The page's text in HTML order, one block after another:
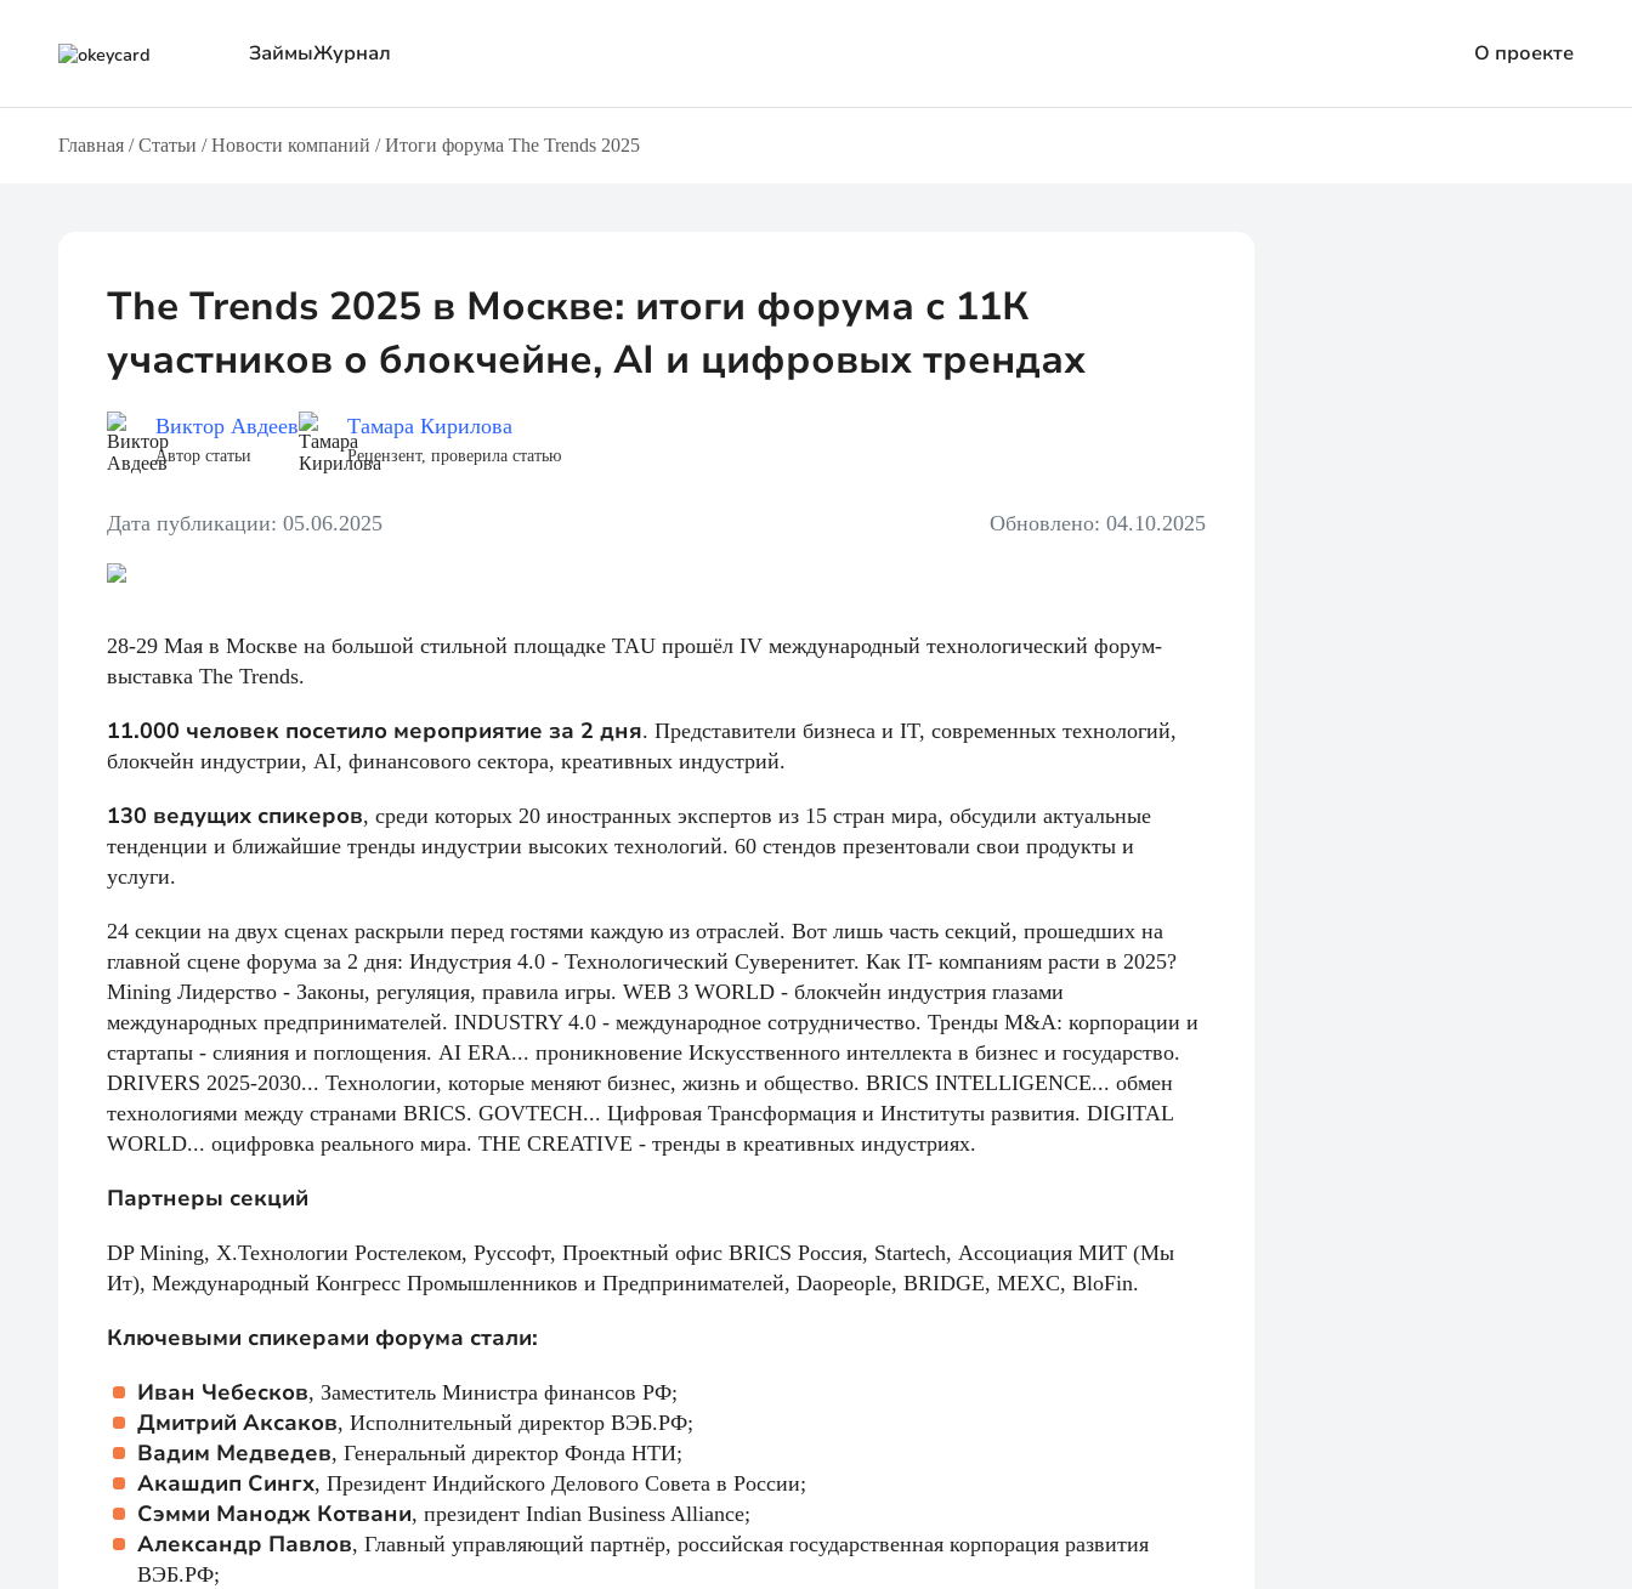
Займы
Все МФО
С большой кредитной нагрузкой
Журнал
Обзоры
О проекте
Главная /Статьи /Новости компаний /Итоги форума The Trends 2025
The Trends 2025 в Москве: итоги форума с 11К
участников о блокчейне, AI и цифровых трендах
Виктор Авдеев
Автор статьи
Тамара Кирилова
Рецензент, проверила статью
Дата публикации: 05.06.2025 Обновлено: 04.10.2025
28-29 Мая в Москве на большой стильной площадке TAU прошёл IV международный технологический форум-
выставка The Trends.
11.000 человек посетило мероприятие за 2 дня. Представители бизнеса и IT, современных технологий,
блокчейн индустрии, AI, финансового сектора, креативных индустрий.
130 ведущих спикеров, среди которых 20 иностранных экспертов из 15 стран мира, обсудили актуальные
тенденции и ближайшие тренды индустрии высоких технологий. 60 стендов презентовали свои продукты и
услуги.
24 секции на двух сценах раскрыли перед гостями каждую из отраслей. Вот лишь часть секций, прошедших на
главной сцене форума за 2 дня: Индустрия 4.0 - Технологический Суверенитет. Как IT- компаниям расти в 2025?
Mining Лидерство - Законы, регуляция, правила игры. WEB 3 WORLD - блокчейн индустрия глазами
международных предпринимателей. INDUSTRY 4.0 - международное сотрудничество. Тренды M&A: корпорации и
стартапы - слияния и поглощения. AI ERA... проникновение Искусственного интеллекта в бизнес и государство.
DRIVERS 2025-2030... Технологии, которые меняют бизнес, жизнь и общество. BRICS INTELLIGENCE... обмен
технологиями между странами BRICS. GOVTECH... Цифровая Трансформация и Институты развития. DIGITAL
WORLD... оцифровка реального мира. THE CREATIVE - тренды в креативных индустриях.
Партнеры секций
DP Mining, Х.Технологии Ростелеком, Руссофт, Проектный офис BRICS Россия, Startech, Ассоциация МИТ (Мы
Ит), Международный Конгресс Промышленников и Предпринимателей, Daopeople, BRIDGE, MEXC, BloFin.
Ключевыми спикерами форума стали:
Иван Чебесков, Заместитель Министра финансов РФ;
Дмитрий Аксаков, Исполнительный директор ВЭБ.РФ;
Вадим Медведев, Генеральный директор Фонда НТИ;
Акашдип Сингх, Президент Индийского Делового Совета в России;
Сэмми Манодж Котвани, президент Indian Business Alliance;
Александр Павлов, Главный управляющий партнёр, российская государственная корпорация развития
ВЭБ.РФ;